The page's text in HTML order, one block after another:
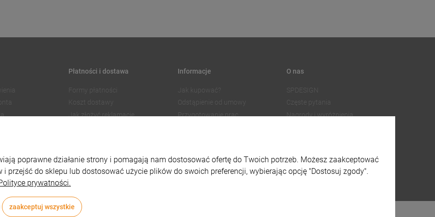
Płatności i dostawa
Formy płatności
Koszt dostawy
Jak złożyć reklamację
Informacje
Jak kupować?
Odstąpienie od umowy
Przygotowanie prac
Ustawienia plików cookies
O nas
SPDESIGN
Częste pytania
Nagrody i wyróżnienia
X
poprawne działanie strony i pomagają nam dostosować ofertę do Twoich potrzeb. Możesz zaakceptować
przejść do sklepu lub dostosować użycie plików do swoich preferencji, wybierając opcję "Dostosuj zgody".
prywatności.
zaakceptuj wszystkie